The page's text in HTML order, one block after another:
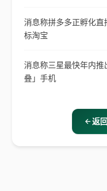
消息称拼多多正孵化直
标淘宝
消息称三星最快年内推
叠」手机
返